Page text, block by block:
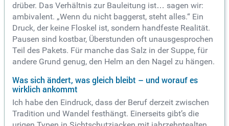
drüber. Das Verhältnis zur Bauleitung ist… sagen wir:
ambivalent. „Wenn du nicht baggerst, steht alles.“ Ein
Druck, der keine Floskel ist, sondern handfeste Realität.
Pausen sind kostbar, Überstunden oft unausgesprochen
Teil des Pakets. Für manche das Salz in der Suppe, für
andere Grund genug, den Helm an den Nagel zu hängen.
Was sich ändert, was gleich bleibt – und worauf es
wirklich ankommt
Ich habe den Eindruck, dass der Beruf derzeit zwischen
Tradition und Wandel festhängt. Einerseits gibt’s die